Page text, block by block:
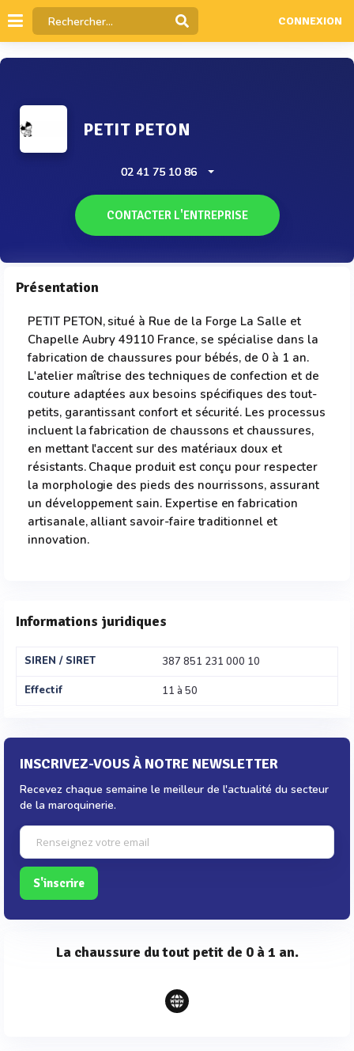
CONNEXION
PETIT PETON
02 41 75 10 86
CONTACTER L'ENTREPRISE
Présentation
PETIT PETON, situé à Rue de la Forge La Salle et
Chapelle Aubry 49110 France, se spécialise dans la
fabrication de chaussures pour bébés, de 0 à 1 an.
L'atelier maîtrise des techniques de confection et de
couture adaptées aux besoins spécifiques des tout-
petits, garantissant confort et sécurité. Les processus
incluent la fabrication de chaussons et chaussures,
en mettant l'accent sur des matériaux doux et
résistants. Chaque produit est conçu pour respecter
la morphologie des pieds des nourrissons, assurant
un développement sain. Expertise en fabrication
artisanale, alliant savoir-faire traditionnel et
innovation.
Informations juridiques
SIREN / SIRET
387 851 231 000 10
Effectif
11 à 50
INSCRIVEZ-VOUS À NOTRE NEWSLETTER
Recevez chaque semaine le meilleur de l'actualité du secteur
de la maroquinerie.
S'inscrire
La chaussure du tout petit de 0 à 1 an.